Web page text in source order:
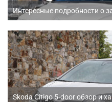
Интересные подробности о
Skoda Citigo 5-door обзор и